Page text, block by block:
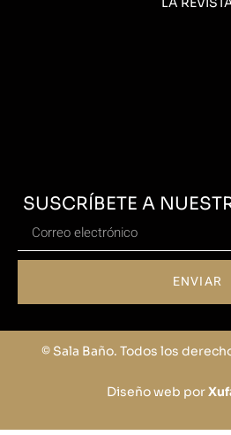
SUSCRÍBETE A
ENVIAR
© Sala Baño. Todos los
Diseño web por